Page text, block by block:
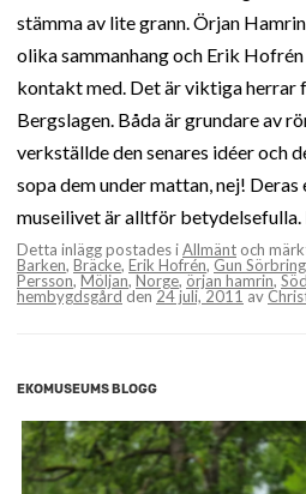
stämma av lite grann. Örjan
olika sammanhang och Erik
kontakt med. Det är viktiga herrar
Bergslagen. Båda är grundare av
verkställde den senares idéer och
sopa dem under mattan, nej!
museilivet är alltför betydelsefulla.
Detta inlägg postades iAllmänt och
Barken, Bräcke, Erik Hofrén, Gun Sörbring
Persson, Möljan, Norge, örjan hamrin,
hembygdsgård den 24 juli, 2011 av
EKOMUSEUMS BLOGG